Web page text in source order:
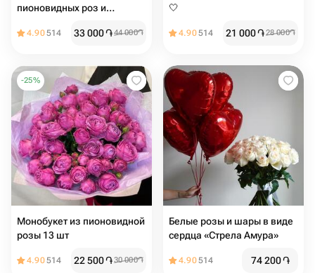
пионовидных роз и
4.90514 33 000֏44 000֏
🤍
4.90514 21 000֏28 000֏
-25%
Монобукет из пионовидной
розы 13 шт
4.90514 22 500֏30 000֏
Белые розы и шары в виде
сердца «Стрела Амура»
4.90514 74 200֏